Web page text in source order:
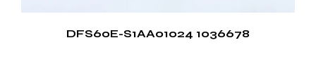
DFS60E-S1AA01024 1036678